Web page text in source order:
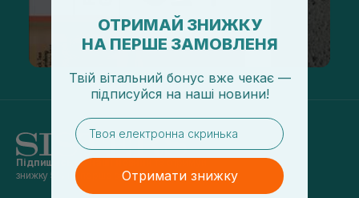
Підпишись на наші новини
знижку 5% на перше замовлення
ОТРИМАЙ ЗНИЖКУ
НА ПЕРШЕ ЗАМОВЛЕНЯ
Твій вітальний бонус вже чекає —
підписуйся на наші новини!
email
Отримати знижку